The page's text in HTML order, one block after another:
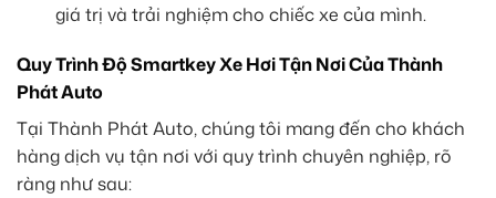
giá trị và trải nghiệm cho chiếc xe của mình.
Quy Trình Độ Smartkey Xe Hơi Tận Nơi Của Thành
Phát Auto
Tại Thành Phát Auto, chúng tôi mang đến cho khách
hàng dịch vụ tận nơi với quy trình chuyên nghiệp, rõ
ràng như sau: